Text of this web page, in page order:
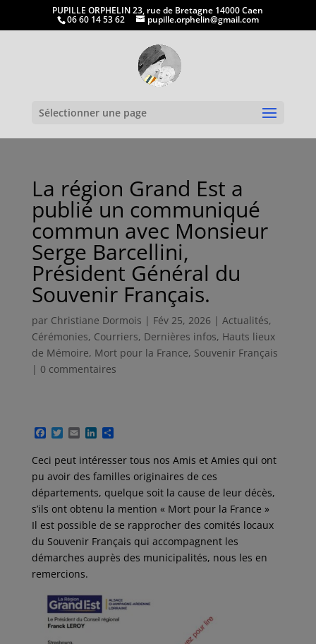
PUPILLE ORPHELIN 23, rue de Bretagne 14000 Caen
06 60 14 53 62 pupille.orphelin@gmail.com
Sélectionner une page
La région Grand Est a
publié un communiqué
commun avec Monsieur
Serge Barcellini,
Président Général du
Souvenir Français.
par Christiane Dormois | Fév 25, 2026 | Actualités,
Cérémonies, Courriers, Dernières infos, Hauts lieux
de Mémoire, Mort pour la France, Souvenir Français
| 0 commentaires
F
c
e
b
o
o
k
T
i
t
t
e
r
E
a
i
l
L
n
k
e
d
I
n
P
r
t
a
g
e
r
Ceci peut intéresser tous nos Amis et Amies qui ont
pu avoir des familles originaires de ces
départements, quelque soit la cause de leur décès,
s’ils ont obtenu la mention « Mort pour la France »
Il est possible de se rapprocher des comités locaux
du Souvenir Français qui accompagnent les
démarches auprès des municipalités, nous les en
remercions.